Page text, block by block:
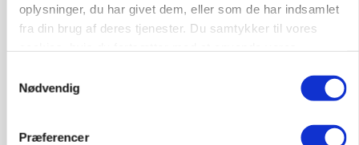
oplysninger, du har givet dem, eller som de har indsamlet
fra din brug af deres tjenester. Du samtykker til vores
Nødvendig
Præferencer
Loading...